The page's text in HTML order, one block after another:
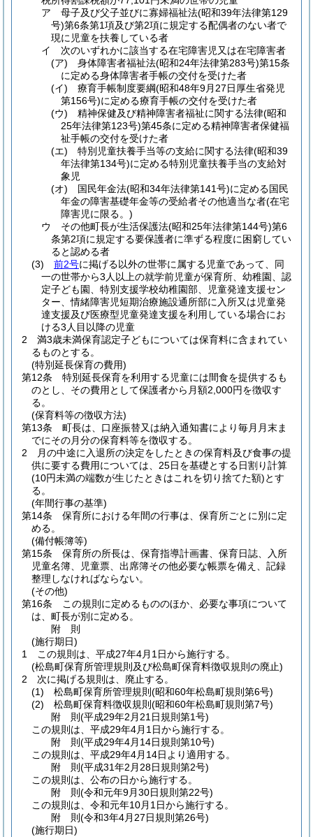
ア
母子及び父子並びに寡婦福祉法(昭和39年法律第129
号)第6条第1項及び第2項に規定する配偶者のない者で
現に児童を扶養している者
イ
次のいずれかに該当する在宅障害児又は在宅障害者
(ア)
身体障害者福祉法(昭和24年法律第283号)第15条
に定める身体障害者手帳の交付を受けた者
(イ)
療育手帳制度要綱(昭和48年9月27日厚生省発児
第156号)に定める療育手帳の交付を受けた者
(ウ)
精神保健及び精神障害者福祉に関する法律(昭和
25年法律第123号)第45条に定める精神障害者保健福
祉手帳の交付を受けた者
(エ)
特別児童扶養手当等の支給に関する法律(昭和39
年法律第134号)に定める特別児童扶養手当の支給対
象児
(オ)
国民年金法(昭和34年法律第141号)に定める国民
年金の障害基礎年金等の受給者その他適当な者(在宅
障害児に限る。)
ウ
その他町長が生活保護法(昭和25年法律第144号)第6
条第2項に規定する要保護者に準ずる程度に困窮してい
ると認める者
(3)
前2号に掲げる以外の世帯に属する児童であって、同
一の世帯から3人以上の就学前児童が保育所、幼稚園、認
定子ども園、特別支援学校幼稚園部、児童発達支援セン
ター、情緒障害児短期治療施設通所部に入所又は児童発
達支援及び医療型児童発達支援を利用している場合にお
ける3人目以降の児童
2
満3歳未満保育認定子どもについては保育料に含まれてい
るものとする。
(特別延長保育の費用)
第12条
特別延長保育を利用する児童には間食を提供するも
のとし、その費用として保護者から月額2,000円を徴収す
る。
(保育料等の徴収方法)
第13条
町長は、口座振替又は納入通知書により毎月月末ま
でにその月分の保育料等を徴収する。
2
月の中途に入退所の決定をしたときの保育料及び食事の提
供に要する費用については、25日を基礎とする日割り計算
(10円未満の端数が生じたときはこれを切り捨てた額)とす
る。
(年間行事の基準)
第14条
保育所における年間の行事は、保育所ごとに別に定
める。
(備付帳簿等)
第15条
保育所の所長は、保育指導計画書、保育日誌、入所
児童名簿、児童票、出席簿その他必要な帳票を備え、記録
整理しなければならない。
(その他)
第16条
この規則に定めるもののほか、必要な事項について
は、町長が別に定める。
附 則
(施行期日)
1
この規則は、平成27年4月1日から施行する。
(松島町保育所管理規則及び松島町保育料徴収規則の廃止)
2
次に掲げる規則は、廃止する。
(1)
松島町保育所管理規則 (昭和60年松島町規則第6号)
(2)
松島町保育料徴収規則 (昭和60年松島町規則第7号)
附 則(平成29年2月21日規則第1号)
この規則は、平成29年4月1日から施行する。
附 則(平成29年4月14日規則第10号)
この規則は、平成29年4月14日より適用する。
附 則(平成31年2月28日規則第2号)
この規則は、公布の日から施行する。
附 則(令和元年9月30日規則第22号)
この規則は、令和元年10月1日から施行する。
附 則(令和3年4月27日規則第26号)
(施行期日)